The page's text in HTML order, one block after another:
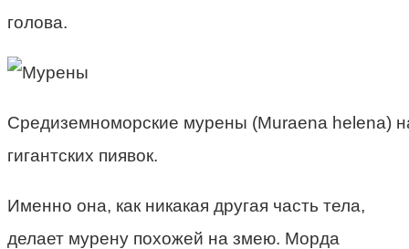
голова.
Средиземноморские мурены (Muraena helena)
гигантских пиявок.
Именно она, как никакая другая часть тела,
делает мурену похожей на змею. Морда